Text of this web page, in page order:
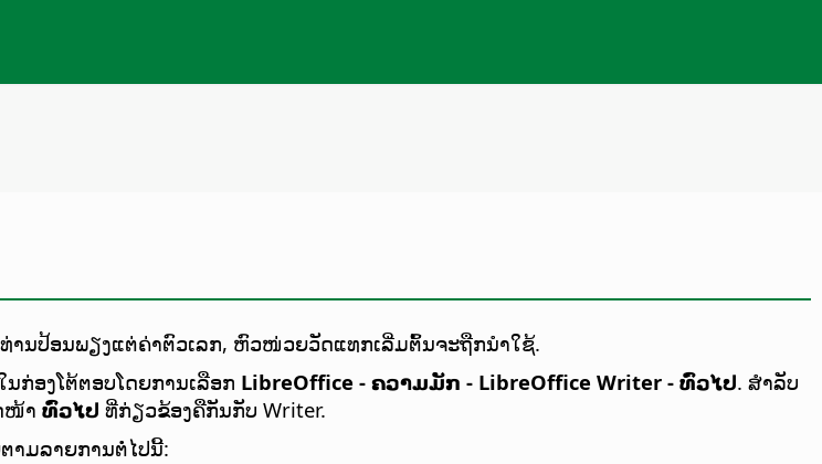
ານປ້ອນພຽງແຕ່ຄ່າຕົວເລກ, ຫົວໜ່ວຍວັດແທກເລີ່ມຕົ້ນຈະຖືກນຳໃຊ້.
ອງໂຕ້ຕອບໂດຍການເລືອກ LibreOffice - ຄວາມມັກ - LibreOffice Writer - ທົ່ວໄປ. ສຳລັບ
ໜ້າ ທົ່ວໄປ ທີ່ກ່ຽວຂ້ອງຄືກັນກັບ Writer.
ມລາຍການຕໍ່ໄປນີ້: